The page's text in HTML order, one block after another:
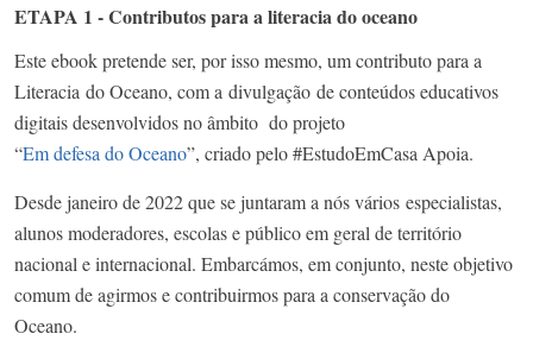
ETAPA 1 - Contributos para a literacia do oceano
Este ebook pretende ser, por isso mesmo, um contributo para a
Literacia do Oceano, com a divulgação de conteúdos educativos
digitais desenvolvidos no âmbito do projeto
“Em defesa do Oceano”, criado pelo #EstudoEmCasa Apoia.​
Desde janeiro de 2022 que se juntaram a nós vários especialistas,
alunos moderadores, escolas e público em geral de território
nacional e internacional. Embarcámos, em conjunto, neste objetivo
comum de agirmos e contribuirmos para a conservação do
Oceano. ​